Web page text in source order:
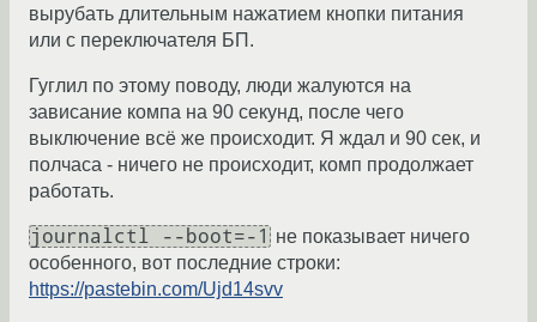
вырубать длительным нажатием кнопки питания
или с переключателя БП.
Гуглил по этому поводу, люди жалуются на
зависание компа на 90 секунд, после чего
выключение всё же происходит. Я ждал и 90 сек, и
полчаса - ничего не происходит, комп продолжает
работать.
journalctl --boot=-1
не показывает ничего
особенного, вот последние строки:
https://pastebin.com/Ujd14svv